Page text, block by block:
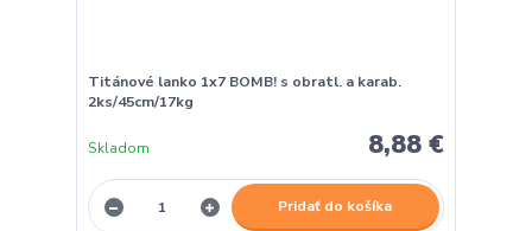
Titánové lanko 1x7 BOMB! s obratl. a karab.
2ks/45cm/17kg
8,88 €
Skladom
Pridať do košíka